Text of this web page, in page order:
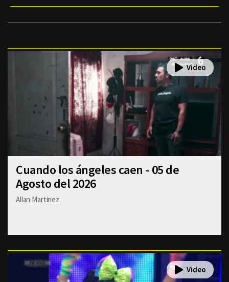
Cuando los ángeles caen - 05 de
Agosto del 2026
Allan Martinez